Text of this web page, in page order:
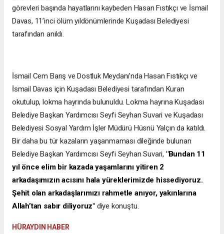
görevleri başında hayatlarını kaybeden Hasan Fıstıkçı ve İsmail
Davas, 11’inci ölüm yıldönümlerinde Kuşadası Belediyesi
tarafından anıldı.
İsmail Cem Barış ve Dostluk Meydanı’nda Hasan Fıstıkçı ve
İsmail Davas için Kuşadası Belediyesi tarafından Kuran
okutulup, lokma hayrında bulunuldu. Lokma hayrına Kuşadası
Belediye Başkan Yardımcısı Seyfi Seyhan Suvari ve Kuşadası
Belediyesi Sosyal Yardım İşler Müdürü Hüsnü Yalçın da katıldı.
Bir daha bu tür kazaların yaşanmaması dileğinde bulunan
Belediye Başkan Yardımcısı Seyfi Seyhan Suvari, "Bundan 11
yıl önce elim bir kazada yaşamlarını yitiren 2
arkadaşımızın acısını hala yüreklerimizde hissediyoruz.
Şehit olan arkadaşlarımızı rahmetle anıyor, yakınlarına
Allah’tan sabır diliyoruz" diye konuştu.
HÜRAYDIN HABER